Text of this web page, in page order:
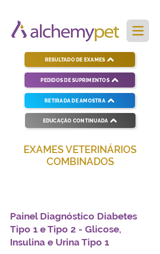
PEDIDOS DE SUPRIMENTOS
RESULTADO DE EXAMES
RETIRADA DE AMOSTRA
EDUCAÇÃO CONTINUADA
EXAMES VETERINÁRIOS
COMBINADOS
Painel Diagnóstico Diabetes
Tipo 1 e Tipo 2 - Glicose,
Insulina e Urina Tipo 1